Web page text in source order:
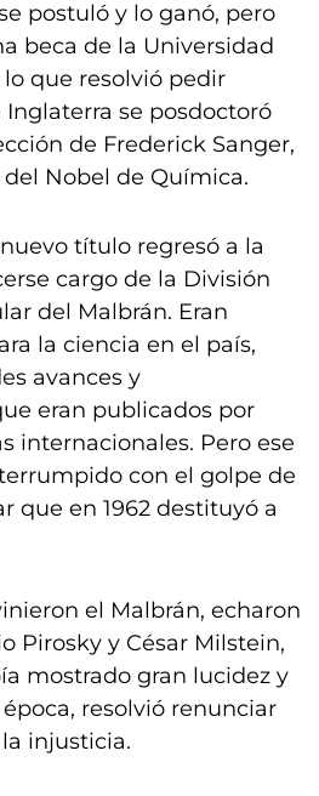
postuló y lo ganó, pero
beca de la Universidad
que resolvió pedir
Inglaterra se posdoctoró
de Frederick Sanger,
Nobel de Química.
título regresó a la
cargo de la División
del Malbrán. Eran
la ciencia en el país,
avances y
eran publicados por
internacionales. Pero ese
con el golpe de
que en 1962 destituyó a
el Malbrán, echaron
Pirosky y César Milstein,
mostrado gran lucidez y
resolvió renunciar
injusticia.